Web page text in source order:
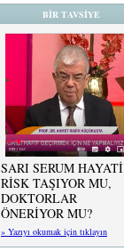
BİR TAVSİYE
SARI SERUM HAYATİ
RİSK TAŞIYOR MU,
DOKTORLAR
ÖNERİYOR MU?
» Yazıyı okumak için tıklayın